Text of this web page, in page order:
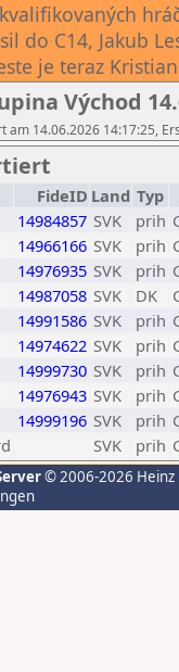
do C14, Jakub
je teraz
Východ
14.06.2026 14:17:25,
FideID Land Typ
14984857 SVK prih
14966166 SVK prih
14976935 SVK prih
14987058 SVK DK
14991586 SVK prih
14974622 SVK prih
14999730 SVK prih
14976943 SVK prih
14999196 SVK prih
SVK prih
© 2006-2026 Heinz